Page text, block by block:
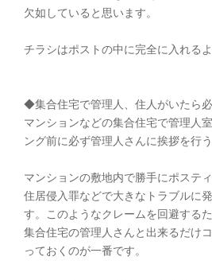
欠如していると思います。
チラシはポストの中に完全に入れる
◆集合住宅で管理人、住人がいたら
マンションなどの集合住宅で管理人
ング前に必ず管理人さんに挨拶を行
マンションの敷地内で勝手にポステ
住居侵入罪などで大きなトラブルに
す。このようなクレームを回避する
集合住宅の管理人さんと出来るだけ
っておくのが一番です。